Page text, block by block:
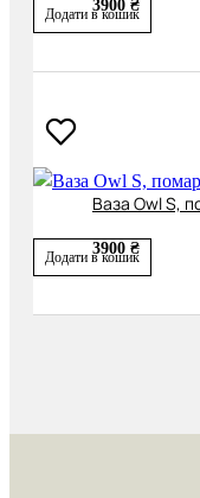
3900 ₴
Додати в кошик
Ваза Owl S,
3900 ₴
Додати в кошик